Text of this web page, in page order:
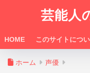
芸能人
HOME このサイトにつ
ホーム 声優